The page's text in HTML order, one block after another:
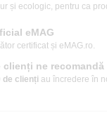
și ecologic, pentru ca
eMAG
certificat și eMAG.ro.
clienți ne recomandă
de clienți au încredere în